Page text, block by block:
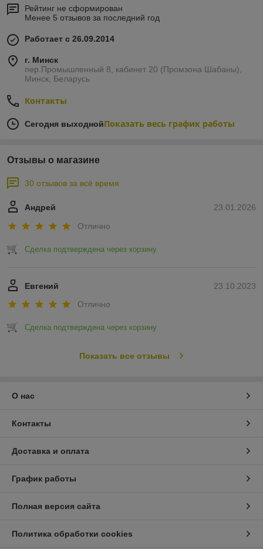
Рейтинг не сформирован
Менее 5 отзывов за последний год
Работает с 26.09.2014
г. Минск
пер.Промышленный 8, кабинет 20 (Промзона Шабаны),
Минск, Беларусь
Контакты
Сегодня выходнойПоказать весь график работы
Отзывы о магазине
30 отзывов за всё время
23.01.2026
Андрей
Отлично
Сделка подтверждена через корзину
23.10.2023
Евгений
Отлично
Сделка подтверждена через корзину
Показать все отзывы
О нас
Контакты
Доставка и оплата
График работы
Полная версия сайта
Политика обработки cookies